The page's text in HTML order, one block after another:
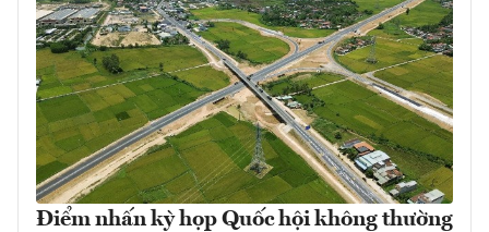
Điểm nhấn kỳ họp Quốc hội không thường